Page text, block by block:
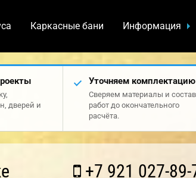
Каркасные бани Информация
дверей и
Уточняем комплектацию
Сверяем материалы и состав
работ до окончательного
расчёта.
+7 921 027-89-